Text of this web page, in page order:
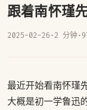
跟着南怀瑾
2025-02-26· 2 分钟·
最近开始看南怀瑾
大概是初一学鲁迅